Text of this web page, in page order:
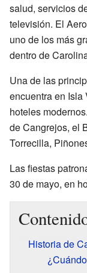
salud, servicios
televisión. El
uno de los más
dentro de
Una de las
encuentra en Isla
hoteles
de Cangrejos, el
Torrecilla,
Las fiestas
30 de mayo, en
Historia de